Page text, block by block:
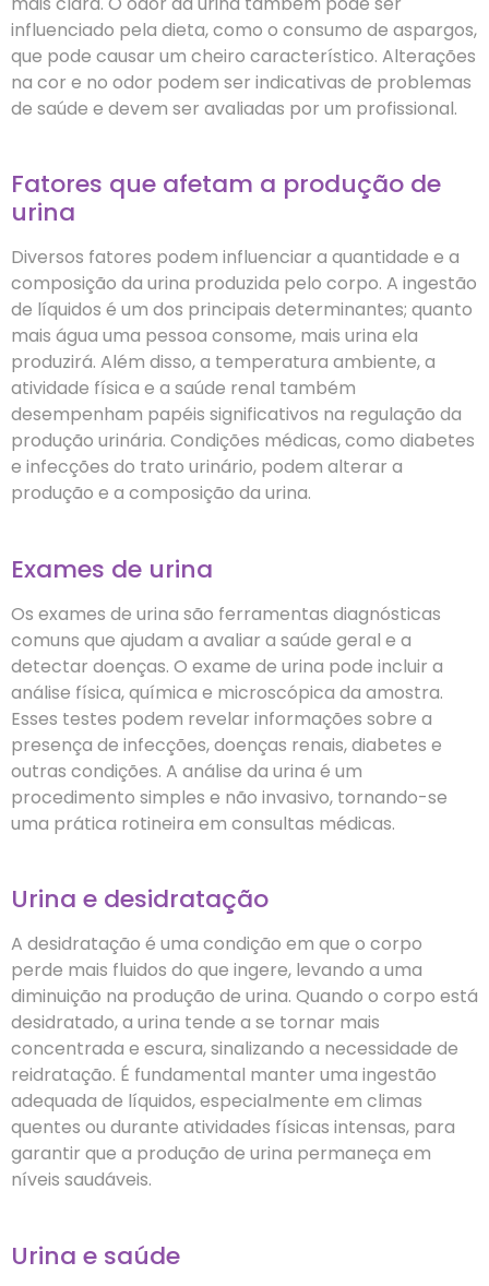
influenciado pela dieta, como o consumo de aspargos,
que pode causar um cheiro característico. Alterações
na cor e no odor podem ser indicativas de problemas
de saúde e devem ser avaliadas por um profissional.
Fatores que afetam a produção de
urina
Diversos fatores podem influenciar a quantidade e a
composição da urina produzida pelo corpo. A ingestão
de líquidos é um dos principais determinantes; quanto
mais água uma pessoa consome, mais urina ela
produzirá. Além disso, a temperatura ambiente, a
atividade física e a saúde renal também
desempenham papéis significativos na regulação da
produção urinária. Condições médicas, como diabetes
e infecções do trato urinário, podem alterar a
produção e a composição da urina.
Exames de urina
Os exames de urina são ferramentas diagnósticas
comuns que ajudam a avaliar a saúde geral e a
detectar doenças. O exame de urina pode incluir a
análise física, química e microscópica da amostra.
Esses testes podem revelar informações sobre a
presença de infecções, doenças renais, diabetes e
outras condições. A análise da urina é um
procedimento simples e não invasivo, tornando-se
uma prática rotineira em consultas médicas.
Urina e desidratação
A desidratação é uma condição em que o corpo
perde mais fluidos do que ingere, levando a uma
diminuição na produção de urina. Quando o corpo está
desidratado, a urina tende a se tornar mais
concentrada e escura, sinalizando a necessidade de
reidratação. É fundamental manter uma ingestão
adequada de líquidos, especialmente em climas
quentes ou durante atividades físicas intensas, para
garantir que a produção de urina permaneça em
níveis saudáveis.
Urina e saúde